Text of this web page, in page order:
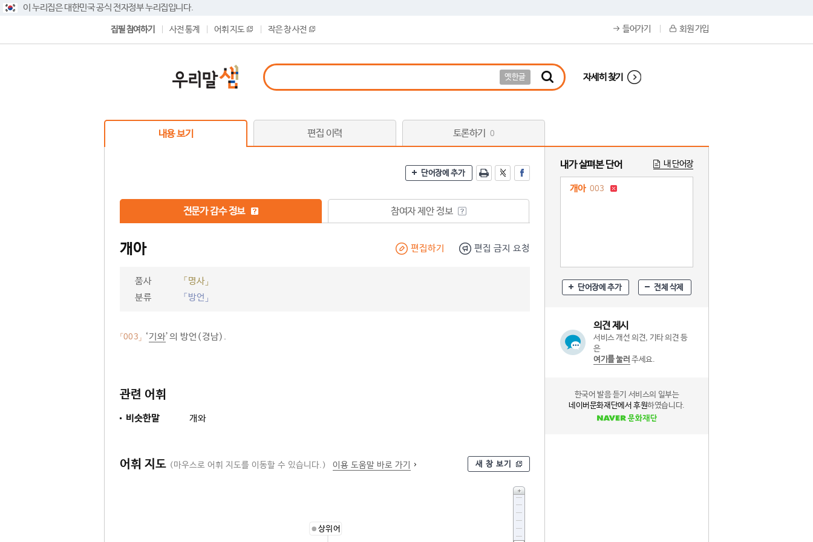
이 누리집은 대한민국 공식 전자정부 누리집입니다.
집필 참여하기 사전 통계 어휘 지도 작은 창 사전 들어가기 회원 가입
옛한글 자세히 찾기
내용 보기 편집 이력 토론하기 0
단어장에 추가
전문가 감수 정보 참여자 제안 정보
개아 편집하기 편집 금지 요청
품사
「명사」
분류
「방언」
「003」 ‘기와’의 방언(경남).
관련 어휘
비슷한말 개와
어휘 지도 (마우스로 어휘 지도를 이동할 수 있습니다.) 이용 도움말 바로 가기 새 창 보기
상위어
내가 살펴본 단어 내 단어장
개아 003
단어장에 추가 전체 삭제
의견 제시
서비스 개선 의견, 기타 의견 등
은
여기를 눌러 주세요.
한국어 발음 듣기 서비스의 일부는
네이버문화재단에서 후원하였습니다.